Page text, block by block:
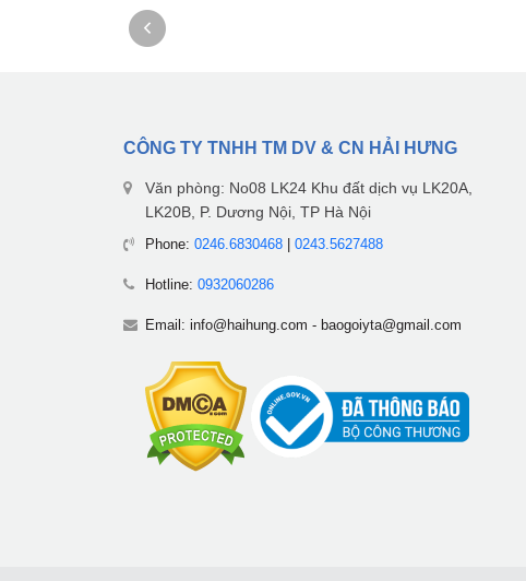
CÔNG TY TNHH TM DV & CN HẢI HƯNG
Văn phòng: No08 LK24 Khu đất dịch vụ LK20A,
LK20B, P. Dương Nội, TP Hà Nội
Phone: 0246.6830468| 0243.5627488
Hotline: 0932060286
Email: info@haihung.com - baogoiyta@gmail.com